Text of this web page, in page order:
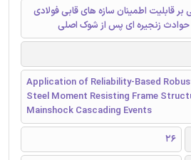
بر قابلیت اطمینان سازه های قابی فولادی
حوادث زنجیره ای پس از شوک اصلی
Application of Reliability-Based
Steel Moment Resisting Frame
Mainshock Cascading Events
26